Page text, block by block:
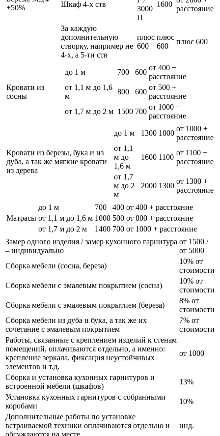
+50%
Шкаф 4-х ств
3000
П
1600
расстояние
За каждую
дополнительную
створку, например не
4-х, а 5-ти ств
плюс
600
плюс
600
плюс 600
Кровати из
сосны
до 1 м 700 600
от 400 +
расстояние
от 1,1 м до 1,6
м
800 600
от 500 +
расстояние
от 1,7 м до 2 м 1500 700
от 1000 +
расстояние
Кровати из березы, бука и из
дуба, а так же мягкие кровати
из дерева
до 1 м 1300 1000
от 1000 +
расстояние
от 1,1
м до
1,6 м
1600 1100
от 1100 +
расстояние
от 1,7
м до 2
м
2000 1300
от 1300 +
расстояние
Матрасы
до 1 м 700 400 от 400 + расстояние
от 1,1 м до 1,6 м 1000 500 от 800 + расстояние
от 1,7 м до 2 м
1400 700 от 1000 + расстояние
Замер одного изделия / замер кухонного гарнитура
– индивидуально
от 1500 /
от 5000
Сборка мебели (сосна, береза)
10% от
стоимости
Сборка мебели с эмалевым покрытием (сосна)
10% от
стоимости
Сборка мебели с эмалевым покрытием (береза)
8% от
стоимости
Сборка мебели из дуба и бука, а так же их
сочетание с эмалевым покрытием
7% от
стоимости
Работы, связанные с креплением изделий к стенам
помещений, оплачиваются отдельно, а именно:
крепление зеркала, фиксация неустойчивых
элементов и т.д.
от 1000
Сборка и установка кухонных гарнитуров и
встроенной мебели (шкафов)
13%
Установка кухонных гарнитуров с собранными
коробами
10%
Дополнительные работы по установке
встраиваемой техники оплачиваются отдельно и
инд.